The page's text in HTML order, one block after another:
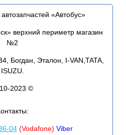
«Автобус»
верхний периметр магазин
№2
Богдан, Эталон, I-VAN,TATA,
ISUZU.
2023 ©
04(Vodafone) Viber